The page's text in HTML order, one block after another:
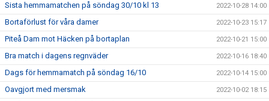
Sista hemmamatchen på söndag 30/10 kl 13 2022-10-28 14:00
Bortaförlust för våra damer 2022-10-23 15:17
Piteå Dam mot Häcken på bortaplan 2022-10-21 15:00
Bra match i dagens regnväder 2022-10-16 18:40
Dags för hemmamatch på söndag 16/10 2022-10-14 15:00
Oavgjort med mersmak 2022-10-02 18:15